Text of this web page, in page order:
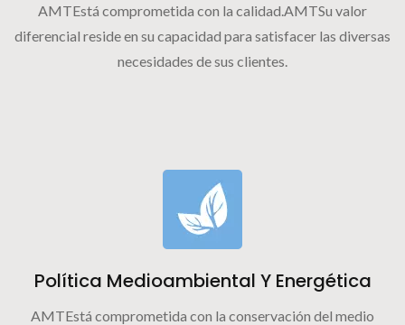
AMTEstá comprometida con la calidad.AMTSu valor
diferencial reside en su capacidad para satisfacer las diversas
necesidades de sus clientes.
Política Medioambiental Y Energética
AMTEstá comprometida con la conservación del medio